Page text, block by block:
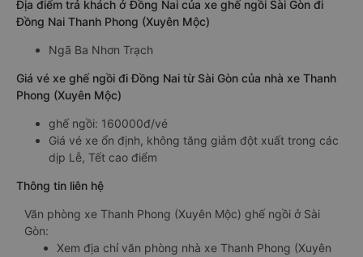
Địa điểm trả khách ở Đồng Nai của xe ghế ngồi Sài Gòn đi
Đồng Nai Thanh Phong (Xuyên Mộc)
Ngã Ba Nhơn Trạch
Giá vé xe ghế ngồi đi Đồng Nai từ Sài Gòn của nhà xe Thanh
Phong (Xuyên Mộc)
ghế ngồi: 160000đ/vé
Giá vé xe ổn định, không tăng giảm đột xuất trong các
dịp Lễ, Tết cao điểm
Thông tin liên hệ
Văn phòng xe Thanh Phong (Xuyên Mộc) ghế ngồi ở Sài
Gòn:
Xem địa chỉ văn phòng nhà xe Thanh Phong (Xuyên